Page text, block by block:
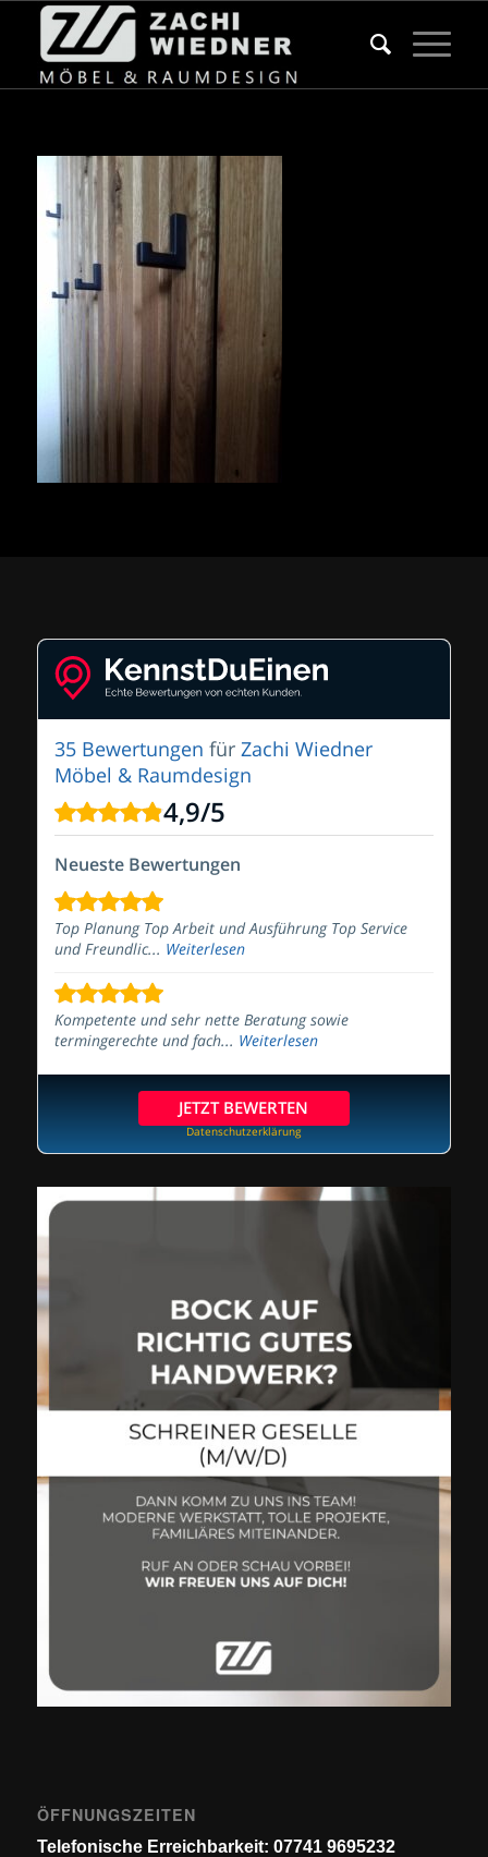
35 Bewertungen für Zachi Wiedner
Möbel & Raumdesign
4,9/5
Neueste Bewertungen
Top Planung Top Arbeit und Ausführung Top Service
und Freundlic... Weiterlesen
Kompetente und sehr nette Beratung sowie
termingerechte und fach... Weiterlesen
JETZT BEWERTEN
Datenschutzerklärung
ÖFFNUNGSZEITEN
Telefonische Erreichbarkeit: 07741 9695232